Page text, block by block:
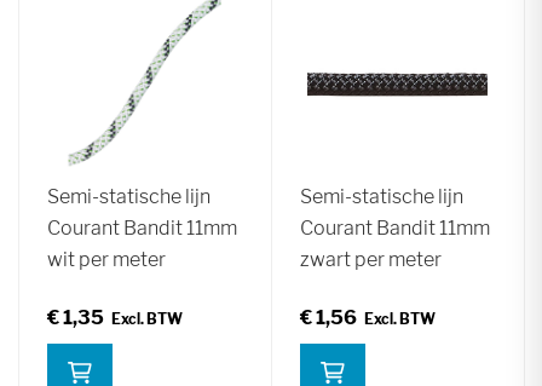
Semi-statische lijn
Courant Bandit 11mm
wit per meter
€ 1,35
Semi-statische lijn
Courant Bandit 11mm
zwart per meter
€ 1,56